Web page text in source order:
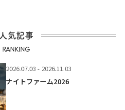
人気記事
RANKING
2026.07.03 - 2026.11.03
ナイトファーム2026